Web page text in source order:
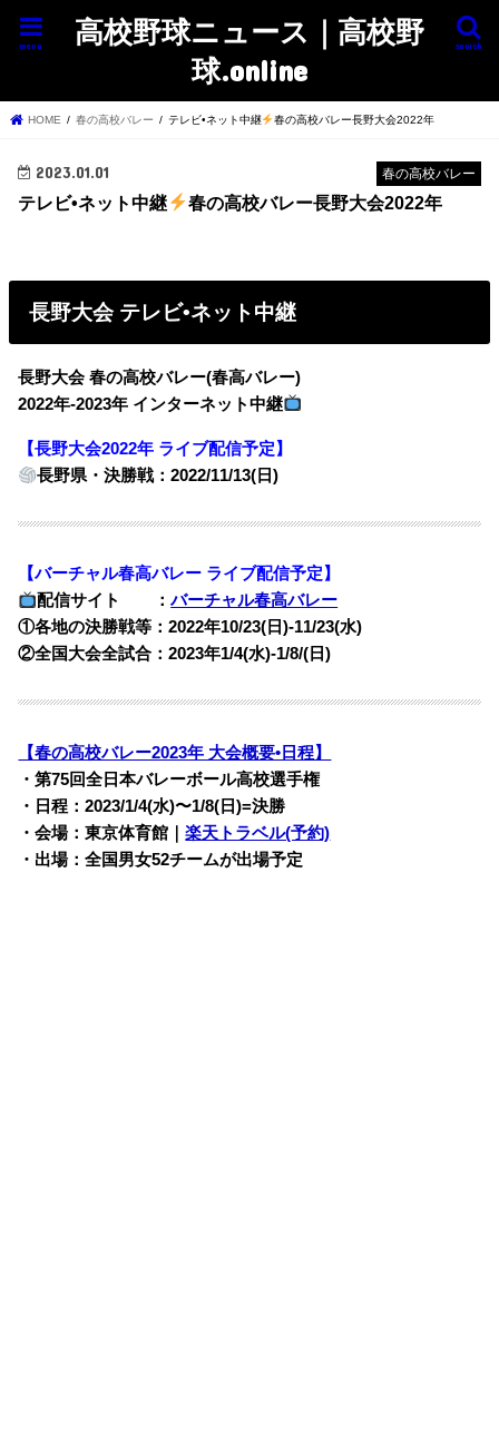
高校野球ニュース｜高校野
球.online
search
menu
HOME 春の高校バレー テレビ•ネット中継 春の高校バレー長野大会2022年
春の高校バレー
2023.01.01
テレビ•ネット中継 春の高校バレー長野大会2022年
長野大会 テレビ•ネット中継
長野大会 春の高校バレー(春高バレー)
2022年-2023年 インターネット中継
【長野大会2022年 ライブ配信予定】
長野県・決勝戦：2022/11/13(日)
【バーチャル春高バレー ライブ配信予定】
配信サイト ：バーチャル春高バレー
①各地の決勝戦等：2022年10/23(日)-11/23(水)
②全国大会全試合：2023年1/4(水)-1/8/(日)
【春の高校バレー2023年 大会概要•日程】
・第75回全日本バレーボール高校選手権
・日程：2023/1/4(水)〜1/8(日)=決勝
・会場：東京体育館｜楽天トラベル(予約)
・出場：全国男女52チームが出場予定